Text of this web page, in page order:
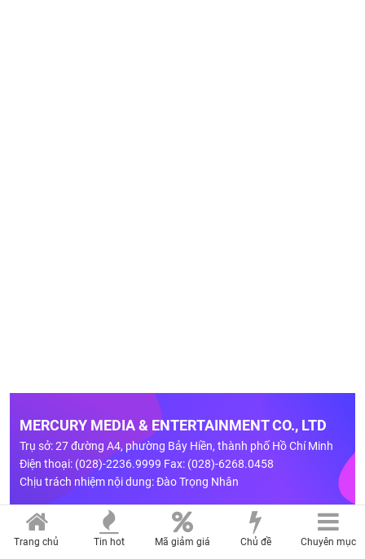
MERCURY MEDIA & ENTERTAINMENT CO., LTD
Trụ sở: 27 đường A4, phường Bảy Hiền, thành phố Hồ Chí Minh
Điện thoại: (028)-2236.9999 Fax: (028)-6268.0458
Chịu trách nhiệm nội dung: Đào Trọng Nhân
LIÊN HỆ QUẢNG CÁO
Hotline: 0909 750 307
Trang chủ Tin hot Mã giảm giá Chủ đề Chuyên mục